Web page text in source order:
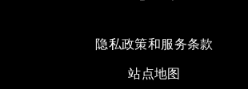
隐私政策和服务条款
站点地图